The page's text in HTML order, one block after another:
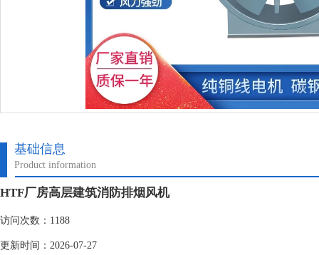
基础信息
Product information
HTF厂房高层建筑消防排烟风机
访问次数：1188
更新时间：2026-07-27